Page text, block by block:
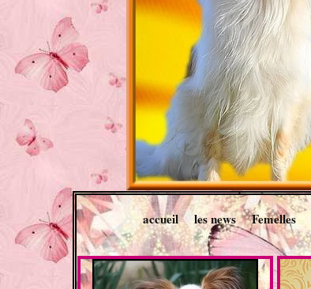
accueil les news Femelles